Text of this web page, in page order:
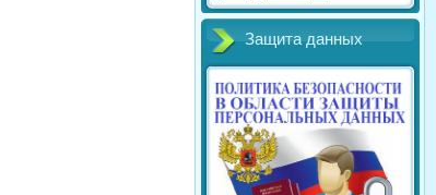
Защита данных